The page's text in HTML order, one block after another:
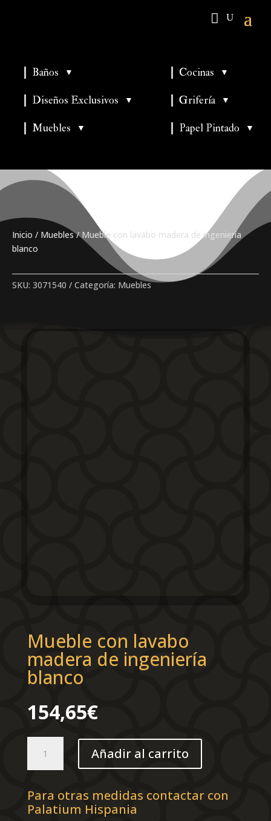
Baños ▼ Cocinas ▼
Diseños Exclusivos ▼ Grifería ▼
Muebles ▼ Papel Pintado ▼
Inicio / Muebles/ Mueble con lavabo madera de ingeniería
blanco
SKU: 3071540 Categoría: Muebles
Mueble con lavabo
madera de ingeniería
blanco
154,65€
lavabo
de
ingeniería
Añadir al carrito
Para otras medidas contactar con
Palatium Hispania